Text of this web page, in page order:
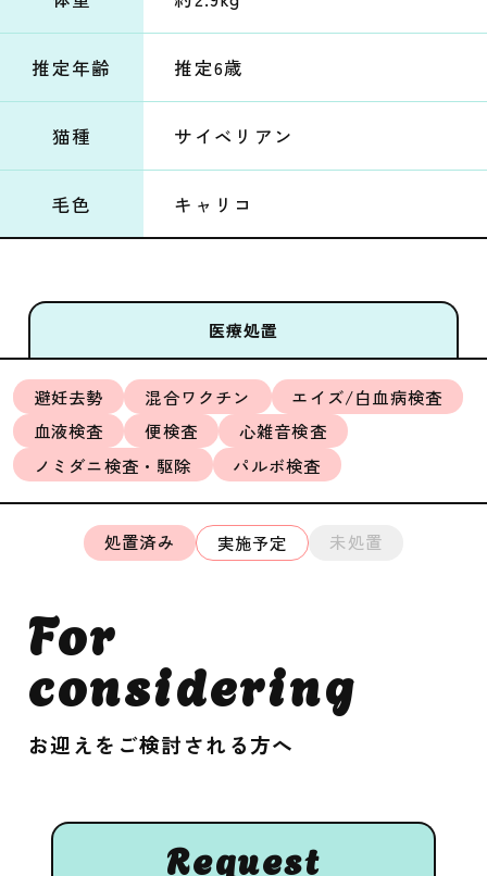
推定年齢 推定6歳
猫種 サイベリアン
毛色 キャリコ
医療処置
避妊去勢 混合ワクチン
エイズ/白血病検査
血液検査
便検査
心雑音検査
ノミダニ検査・駆除
パルボ検査
処置済み 実施予定 未処置
For
considering
お迎えをご検討される方へ
Request